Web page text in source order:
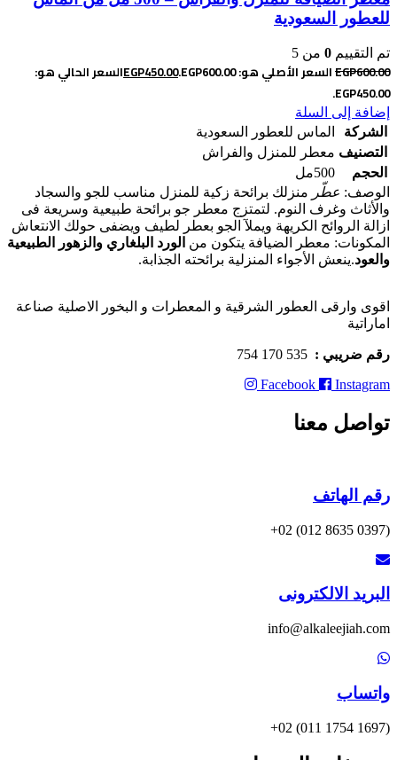
للعطور السعودية
تم التقييم 0 من 5
EGP600.00 السعر الأصلي هو: EGP600.00. EGP450.00
السعر الحالي هو:
EGP450.00.
إضافة إلى السلة
الشركة
الماس للعطور السعودية
التصنيف معطر للمنزل والفراش
الحجم
500مل
الوصف: عطّر منزلك برائحة زكية للمنزل مناسب للجو والسجاد
والأثاث وغرف النوم. لتمتزج معطر جو برائحة طبيعية وسريعة فى
ازالة الروائح الكريهة ويملآ الجو بعطر لطيف ويضفى حولك الانتعاش
المكونات: معطر الضيافة يتكون من الورد البلغاري والزهور الطبيعية
والعود.ينعش الأجواء المنزلية برائحته الجذابة.
اقوى وارقى العطور الشرقية و المعطرات و البخور الاصلية صناعة
اماراتية
رقم ضريبي :
Facebook
Instagram
تواصل معنا
رقم الهاتف
(0397 8635 012) 02+
البريد الالكترونى
info@alkaleejiah.com
واتساب
(1697 1754 011) 02+